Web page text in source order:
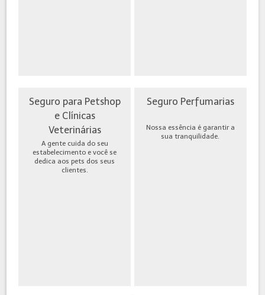
Seguro para Petshop
e Clínicas
Veterinárias
A gente cuida do seu
estabelecimento e você se
dedica aos pets dos seus
clientes.
Seguro Perfumarias
Nossa essência é garantir a
sua tranquilidade.